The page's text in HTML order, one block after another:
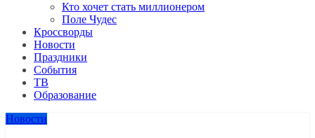
Кто хочет стать миллионером
Поле Чудес
Кроссворды
Новости
Праздники
События
ТВ
Образование
Новости